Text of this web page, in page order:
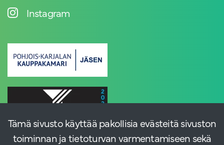
Tämä sivusto käyttää pakollisia evästeitä sivuston
toiminnan ja tietoturvan varmentamiseen sekä
Instagram